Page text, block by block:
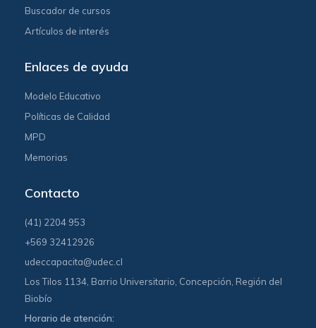
Buscador de cursos
Artículos de interés
Enlaces de ayuda
Modelo Educativo
Políticas de Calidad
MPD
Memorias
Contacto
(41) 2204 953
+569 32412926
udeccapacita@udec.cl
Los Tilos 1134, Barrio Universitario, Concepción, Región del
Biobío
Horario de atención: